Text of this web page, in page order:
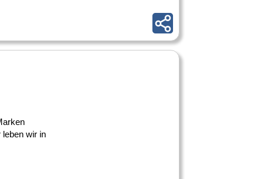
leben wir in